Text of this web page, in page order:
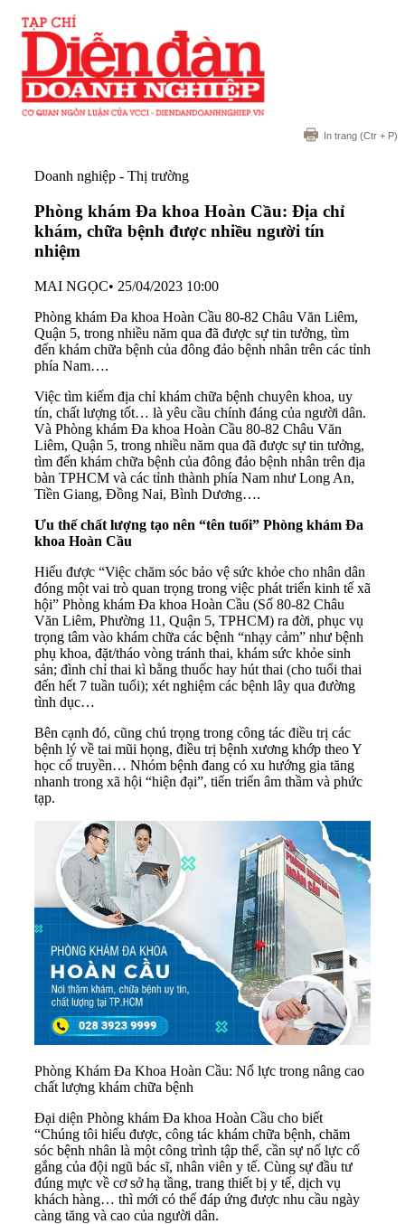
In trang (Ctr + P)
Doanh nghiệp - Thị trường
Phòng khám Đa khoa Hoàn Cầu: Địa chỉ
khám, chữa bệnh được nhiều người tín
nhiệm
MAI NGỌC• 25/04/2023 10:00
Phòng khám Đa khoa Hoàn Cầu 80-82 Châu Văn Liêm,
Quận 5, trong nhiều năm qua đã được sự tin tưởng, tìm
đến khám chữa bệnh của đông đảo bệnh nhân trên các tỉnh
phía Nam….
Việc tìm kiếm địa chỉ khám chữa bệnh chuyên khoa, uy
tín, chất lượng tốt… là yêu cầu chính đáng của người dân.
Và Phòng khám Đa khoa Hoàn Cầu 80-82 Châu Văn
Liêm, Quận 5, trong nhiều năm qua đã được sự tin tưởng,
tìm đến khám chữa bệnh của đông đảo bệnh nhân trên địa
bàn TPHCM và các tỉnh thành phía Nam như Long An,
Tiền Giang, Đồng Nai, Bình Dương….
Ưu thế chất lượng tạo nên “tên tuổi” Phòng khám Đa
khoa Hoàn Cầu
Hiểu được “Việc chăm sóc bảo vệ sức khỏe cho nhân dân
đóng một vai trò quan trọng trong việc phát triển kinh tế xã
hội” Phòng khám Đa khoa Hoàn Cầu (Số 80-82 Châu
Văn Liêm, Phường 11, Quận 5, TPHCM) ra đời, phục vụ
trọng tâm vào khám chữa các bệnh “nhạy cảm” như bệnh
phụ khoa, đặt/tháo vòng tránh thai, khám sức khỏe sinh
sản; đình chỉ thai kì bằng thuốc hay hút thai (cho tuổi thai
đến hết 7 tuần tuổi); xét nghiệm các bệnh lây qua đường
tình dục…
Bên cạnh đó, cũng chú trọng trong công tác điều trị các
bệnh lý về tai mũi họng, điều trị bệnh xương khớp theo Y
học cổ truyền… Nhóm bệnh đang có xu hướng gia tăng
nhanh trong xã hội “hiện đại”, tiến triển âm thầm và phức
tạp.
Phòng Khám Đa Khoa Hoàn Cầu: Nổ lực trong nâng cao
chất lượng khám chữa bệnh
Đại diện Phòng khám Đa khoa Hoàn Cầu cho biết
“Chúng tôi hiểu được, công tác khám chữa bệnh, chăm
sóc bệnh nhân là một công trình tập thể, cần sự nổ lực cố
gắng của đội ngũ bác sĩ, nhân viên y tế. Cùng sự đầu tư
đúng mực về cơ sở hạ tầng, trang thiết bị y tế, dịch vụ
khách hàng… thì mới có thể đáp ứng được nhu cầu ngày
càng tăng và cao của người dân.